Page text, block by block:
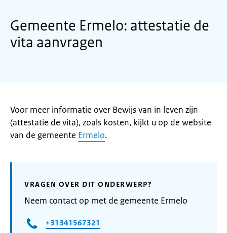
Gemeente Ermelo: attestatie de
vita aanvragen
Voor meer informatie over Bewijs van in leven zijn
(attestatie de vita), zoals kosten, kijkt u op de website
van de gemeente Ermelo.
VRAGEN OVER DIT ONDERWERP?
Neem contact op met de gemeente Ermelo
+31341567321